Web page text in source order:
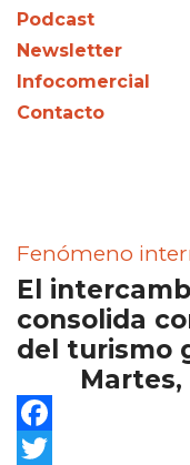
Podcast
Newsletter
Infocomercial
Contacto
Fenómeno
El
consolida
del turismo
Martes,
Facebook